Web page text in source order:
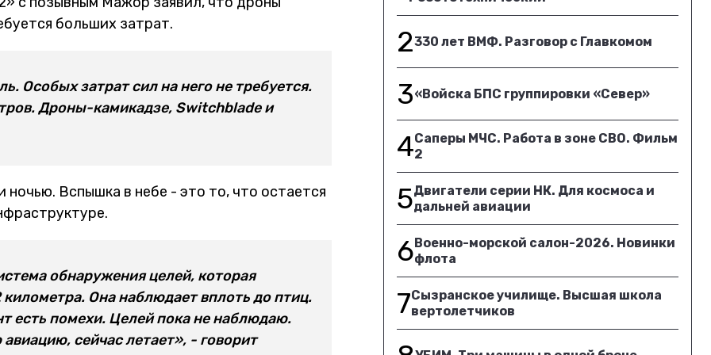
больших затрат.
Особых затрат сил на него не требуется.
Дроны-камикадзе, Switchblade и
Вспышка в небе - это то, что остается
обнаружения целей, которая
Она наблюдает вплоть до птиц.
есть помехи. Целей пока не наблюдаю.
сейчас летает», - говорит
2330 лет ВМФ. Разговор с Главкомом
3«Войска БПС группировки «Север»
4Саперы МЧС. Работа в зоне СВО. Фильм
2
5Двигатели серии НК. Для космоса и
дальней авиации
6Военно-морской салон-2026. Новинки
флота
7Сызранское училище. Высшая школа
вертолетчиков